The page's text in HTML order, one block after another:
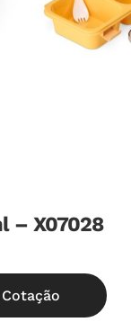
– X07028